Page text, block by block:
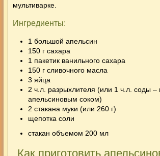
мультиварке.
Ингредиенты:
1 большой апельсин
150 г сахара
1 пакетик ванильного сахара
150 г сливочного масла
3 яйца
2 ч.л. разрыхлителя (или 1 ч.л. соды –
апельсиновым соком)
2 стакана муки (или 260 г)
щепотка соли
стакан объемом 200 мл
Как приготовить